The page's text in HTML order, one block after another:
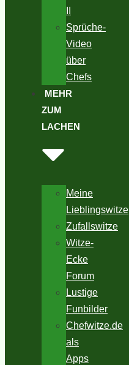
Sprüche-
Video
über
Chefs
MEHR
ZUM
LACHEN
Meine
Lieblingswitze
Zufallswitze
Witze-
Ecke
Forum
Lustige
Funbilder
Chefwitze.de
als
Apps